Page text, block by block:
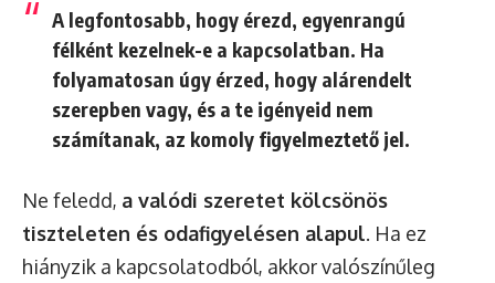
A legfontosabb, hogy érezd, egyenrangú
félként kezelnek-e a kapcsolatban. Ha
folyamatosan úgy érzed, hogy alárendelt
szerepben vagy, és a te igényeid nem
számítanak, az komoly figyelmeztető jel.
Ne feledd, a valódi szeretet kölcsönös
tiszteleten és odafigyelésen alapul. Ha ez
hiányzik a kapcsolatodból, akkor valószínűleg